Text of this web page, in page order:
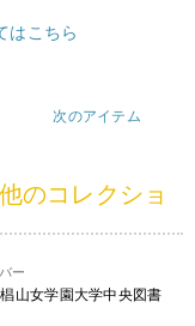
はこちら
次のアイテム
のコレクショ
ー
山女学園大学中央図書